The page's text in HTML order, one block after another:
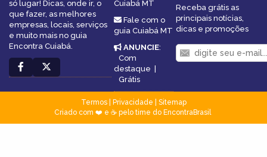
só lugar! Dicas, onde ir, o
que fazer, as melhores
empresas, locais, serviços
e muito mais no guia
Encontra Cuiabá.
Cuiabá MT
Fale com o
guia Cuiabá MT
ANUNCIE:
Com
destaque |
Grátis
Receba grátis as
principais notícias,
dicas e promoções
Termos| Privacidade
Sitemap
Criado com ❤️ e ☕ pelo time do EncontraBrasil